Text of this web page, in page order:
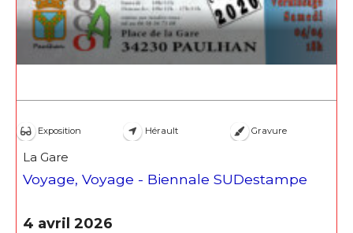
Exposition Hérault Gravure
La Gare
Voyage, Voyage - Biennale SUDestampe
4 avril 2026